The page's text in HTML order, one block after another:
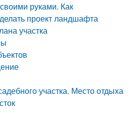
руками. Как
проект ландшафта
участка
участка. Место отдыха